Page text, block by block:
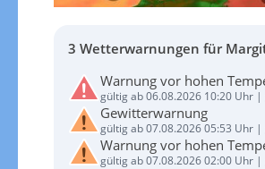
3 Wetterwarnungen für
Warnung vor hohen
gültig ab 06.08.2026 10:20 Uhr
Gewitterwarnung
gültig ab 07.08.2026 05:53 Uhr
Warnung vor hohen
gültig ab 07.08.2026 02:00 Uhr